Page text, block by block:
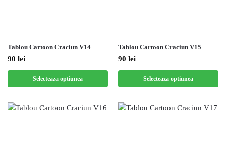
Tablou Cartoon Craciun V14
90 lei
Selecteaza optiunea
Tablou Cartoon Craciun V15
90 lei
Selecteaza optiunea